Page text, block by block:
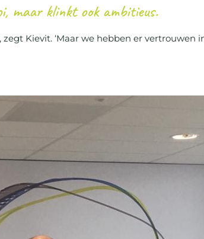
maar klinkt ook ambitieus.
zegt Kievit. ‘Maar we hebben er